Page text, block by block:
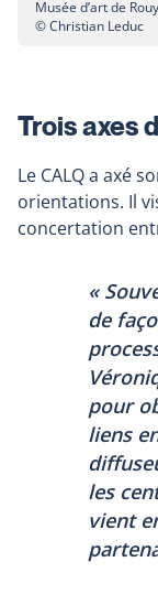
Musée d’art de
© Christian Leduc
Trois axes
Le CALQ a axé
orientations. Il
concertation
«
de
pour
liens
les
vient